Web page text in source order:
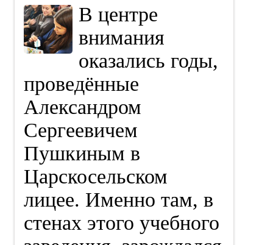
В центре
внимания
оказались годы,
проведённые
Александром
Сергеевичем
Пушкиным в
Царскосельском
лицее. Именно там, в
стенах этого учебного